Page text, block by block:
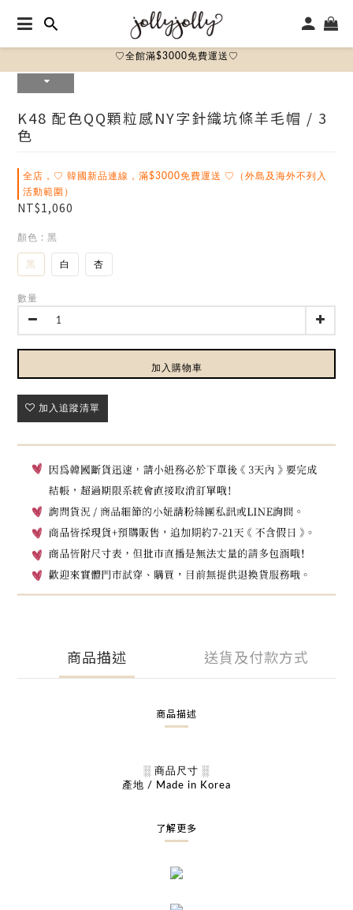
♡全館滿$3000免費運送♡
K48 配色QQ顆粒感NY字針織坑條羊毛帽 / 3
色
全店，♡ 韓國新品連線，滿$3000免費運送 ♡（外島及海外不列入
活動範圍）
NT$1,060
顏色 : 黑
黑 白 杏
數量
加入購物車
加入追蹤清單
商品描述 送貨及付款方式
商品描述
░ 商品尺寸 ░
產地 / Made in Korea
了解更多